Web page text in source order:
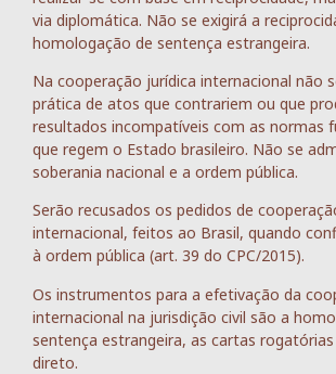
via diplomática. Não se exigirá a
homologação de sentença estrangeira.
Na cooperação jurídica internacional não
prática de atos que contrariem ou que
resultados incompatíveis com as normas
que regem o Estado brasileiro. Não se
soberania nacional e a ordem pública.
Serão recusados os pedidos de
internacional, feitos ao Brasil, quando
à ordem pública (art. 39 do CPC/2015).
Os instrumentos para a efetivação da
internacional na jurisdição civil são a
sentença estrangeira, as cartas
direto.